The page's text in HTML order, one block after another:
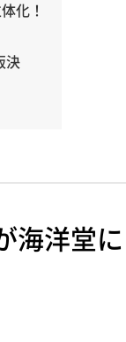
化！
決
海洋堂